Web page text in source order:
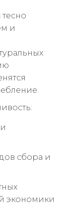
и
сбора и
экономики